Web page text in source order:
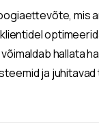
mis
hallata
ja juhitavad